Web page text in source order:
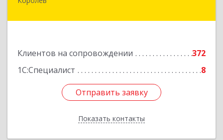
Клиентов на сопровождении
372
1С:Специалист
8
Отправить заявку
Показать контакты
Отправить заявку
Назад